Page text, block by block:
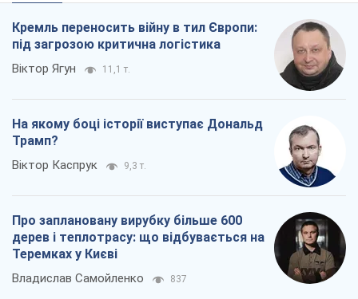
Кремль переносить війну в тил Європи:
під загрозою критична логістика
Віктор Ягун 11,1 т.
На якому боці історії виступає Дональд
Трамп?
Віктор Каспрук 9,3 т.
Про заплановану вирубку більше 600
дерев і теплотрасу: що відбувається на
Теремках у Києві
Владислав Самойленко 837